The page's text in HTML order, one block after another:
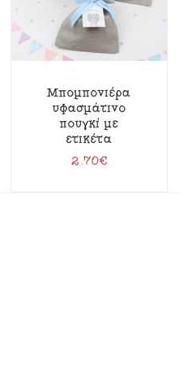
Μπομπονιέρα
υφασμάτινο
πουγκί με
ετικέτα
2.70€